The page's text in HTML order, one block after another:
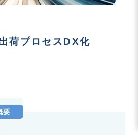
荷プロセスDX化
要